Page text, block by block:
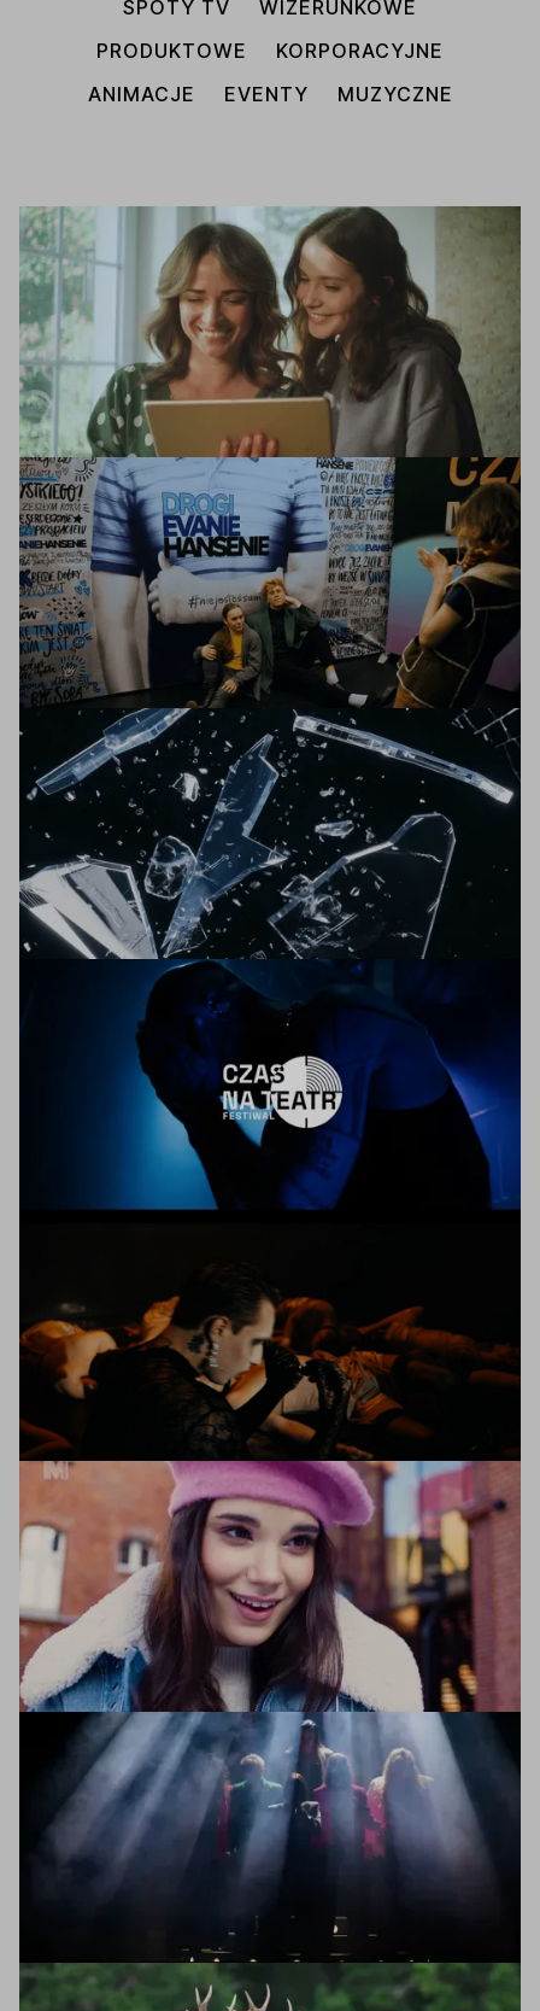
SPOTY TV
WIZERUNKOWE
PRODUKTOWE
KORPORACYJNE
ANIMACJE
EVENTY MUZYCZNE